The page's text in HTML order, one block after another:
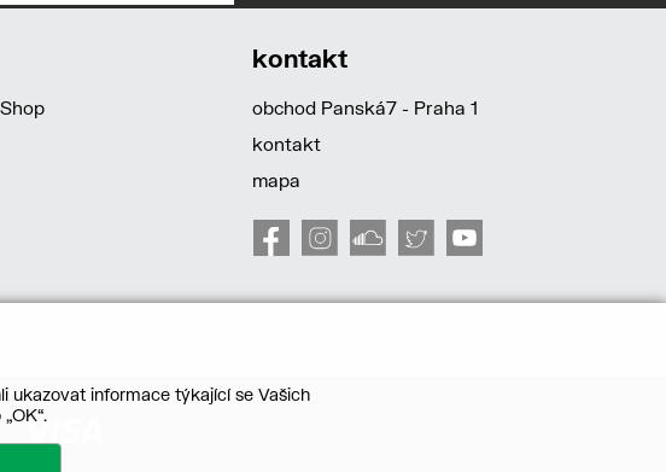
kontakt
obchod Panská7 - Praha 1
kontakt
mapa
ukazovat informace týkající se Vašich